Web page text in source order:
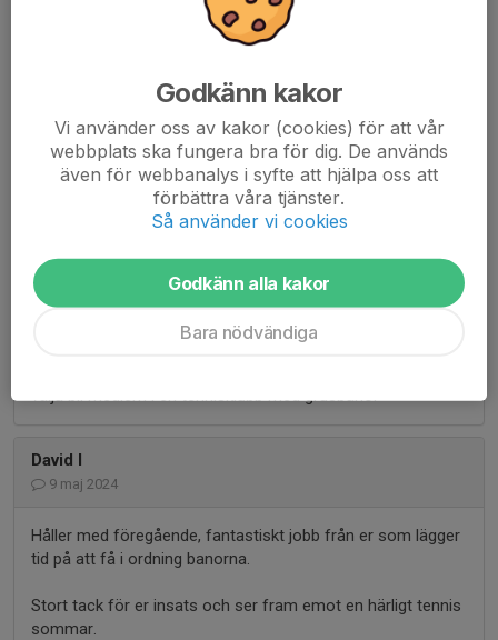
9 maj 2024
Håller med! Stor beundran för de ideella insatser som gör
att banorna håller bra standard till låga avgifter.
Ni gör ett fantastiskt arbete och alla medlemmar borde
uppskatta det ni gör 👍
Om man inte förstår att det dåliga vädret gör det
välja bli medlem i en tennisklubb med grusbanor
David I
9 maj 2024
Håller med föregående, fantastiskt jobb från er som lägger
tid på att få i ordning banorna.
Stort tack för er insats och ser fram emot en härligt tennis
sommar.
Godkänn kakor
Vi använder oss av kakor (cookies) för att vår
webbplats ska fungera bra för dig. De används
även för webbanalys i syfte att hjälpa oss att
förbättra våra tjänster.
Så använder vi cookies
Godkänn alla kakor
Bara nödvändiga